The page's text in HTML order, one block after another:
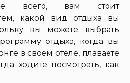
всего, вам стоит
какой вид отдыха вы
вы можете выбрать
отдыха, когда вы
в своем отеле, плаваете
ходите посмотреть, как